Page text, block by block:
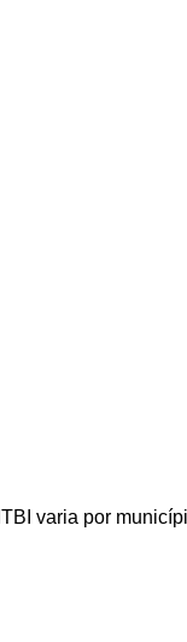
varia por